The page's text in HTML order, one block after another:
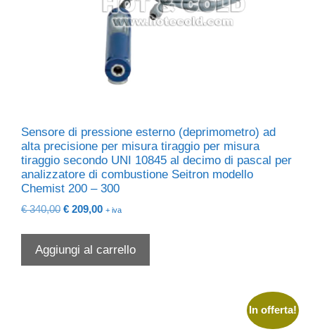
Sensore di pressione esterno (deprimometro) ad
alta precisione per misura tiraggio per misura
tiraggio secondo UNI 10845 al decimo di pascal per
analizzatore di combustione Seitron modello
Chemist 200 – 300
€340,00 Il
era:
€ 340,00.
€ 209,00Il
è:
€ 209,00.
+ iva
Aggiungi al carrello
In offerta!